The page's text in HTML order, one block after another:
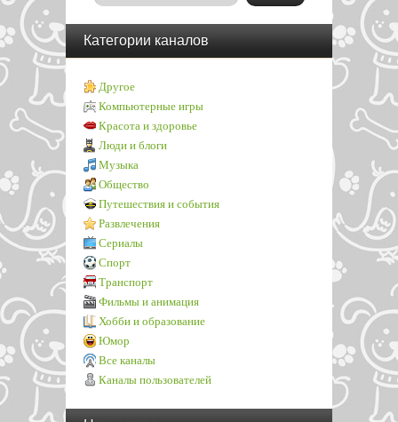
Категории каналов
Другое
Компьютерные игры
Красота и здоровье
Люди и блоги
Музыка
Общество
Путешествия и события
Развлечения
Сериалы
Спорт
Транспорт
Фильмы и анимация
Хобби и образование
Юмор
Все каналы
Каналы пользователей